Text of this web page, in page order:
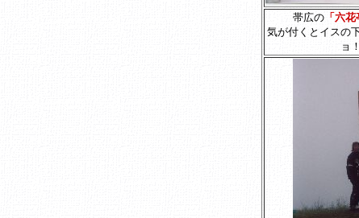
帯広の 「六花
気が付くとイスの
ョ